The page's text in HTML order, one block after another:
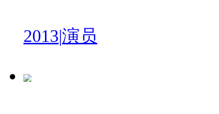
2013|演员